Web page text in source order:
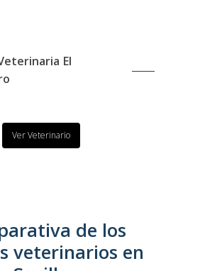
El
Ver Veterinario
de los
veterinarios en